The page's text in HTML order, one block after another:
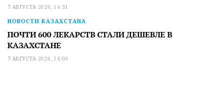
7 АВГУСТА 2026, 16:51
НОВОСТИ КАЗАХСТАНА
ПОЧТИ 600 ЛЕКАРСТВ СТАЛИ ДЕШЕВЛЕ В
КАЗАХСТАНЕ
7 АВГУСТА 2026, 16:06